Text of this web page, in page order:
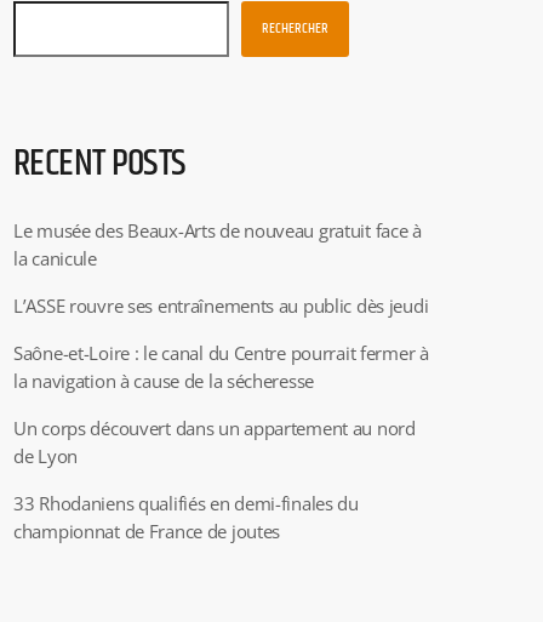
RECHERCHER
RECENT POSTS
Le musée des Beaux-Arts de nouveau gratuit face à
la canicule
L’ASSE rouvre ses entraînements au public dès jeudi
Saône-et-Loire : le canal du Centre pourrait fermer à
la navigation à cause de la sécheresse
Un corps découvert dans un appartement au nord
de Lyon
33 Rhodaniens qualifiés en demi-finales du
championnat de France de joutes